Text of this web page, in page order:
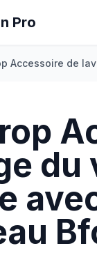
Pro
Accessoire de
du